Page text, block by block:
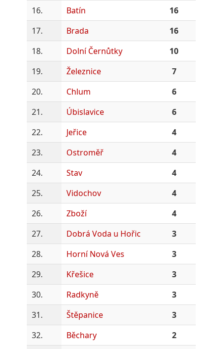
16.
Batín
16
17.
Brada
16
18.
Dolní Černůtky
10
19.
Železnice
7
20.
Chlum
6
21.
Úbislavice
6
22.
Jeřice
4
23.
Ostroměř
4
24.
Stav
4
25.
Vidochov
4
26.
Zboží
4
27.
Dobrá Voda u Hořic
3
28.
Horní Nová Ves
3
29.
Křešice
3
30.
Radkyně
3
31.
Štěpanice
3
32.
Běchary
2